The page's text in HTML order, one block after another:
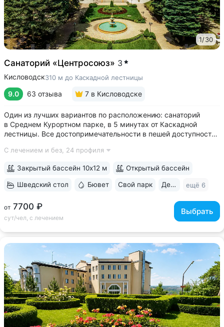
1/30
Санаторий «Центросоюз» 3
Кисловодск310 м до Каскадной лестницы
9.0 63 отзыва 7 в Кисловодске
Один из лучших вариантов по расположению: санаторий
в Среднем Курортном парке, в 5 минутах от Каскадной
лестницы. Все достопримечательности в пешей доступности
переходит в Курортный парк, к терренкурам № 3 и № 2Б •
С лечением и без, 24 профиля
от 7700 ₽
сут/чел, с лечением
Выбрать
Закрытый бассейн 10х12 м Открытый бассейн
Шведский стол Бювет Свой парк Дети с 2 лет ещё 6